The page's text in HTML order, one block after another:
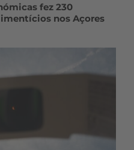
fez 230
nos Açores